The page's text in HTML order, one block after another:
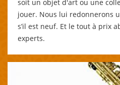
soit un objet d'art ou une
jouer. Nous lui redonnerons
s’il est neuf. Et le tout à prix
experts.